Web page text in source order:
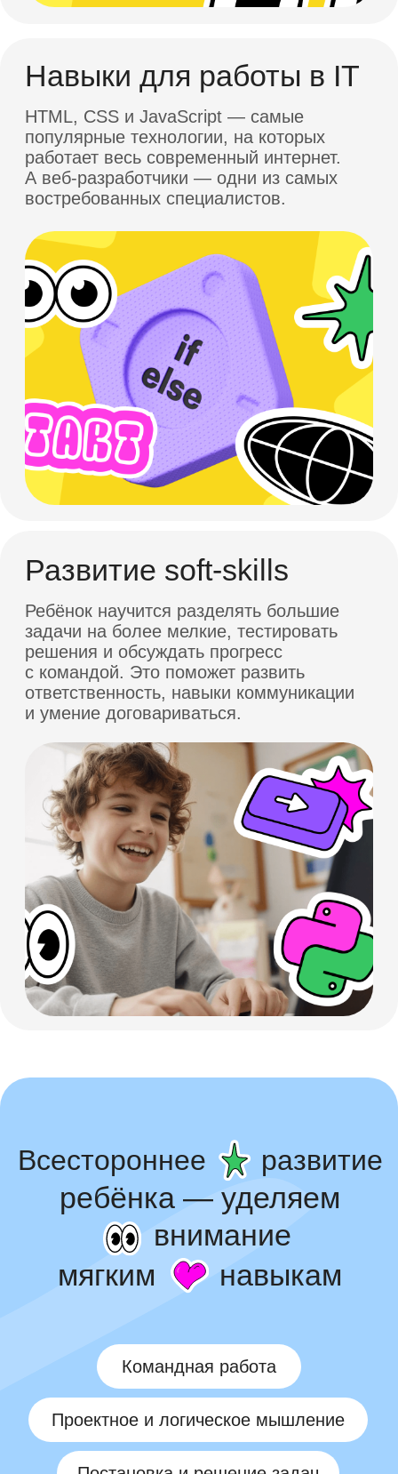
Бонусы
для учеников
Сертификат об окончании
После завершения курса каждый
ученик получает официальный
сертификат, подтверждающий
полученные знания
Поддержка преподавателей
Даже после окончания курса
наши преподаватели отвечают
на вопросы и помогают
ученикам советом
Доступ к материалам
Все учебные материалы остаются
Лучшие ученики получают
возможность участвовать в реальных
проектах и начинать формировать
свое портфолио